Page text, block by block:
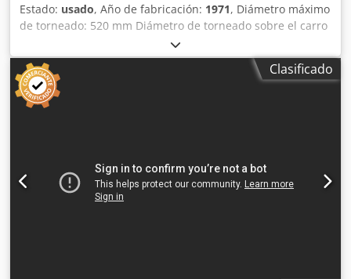
Estado: usado, Año de fabricación: 1971, Diámetro máximo
de torneado: 520 mm Diámetro de torneado sobre el carro
transversal: 400 mm Diámetro de torneado en el área de la
torreta: 1000 mm Longitud de torneado: 1250 mm Rango
de velocidad – husillo: 11,2 – 1120 rpm Cjdpfey Nd S Asx
Aatjha Potencia total requerida: 7 kW Peso de la máquina:
aprox. 3,8 t Espacio requerido: aprox. 2,7 x 1,7 x 1,7 m La
Clasificado